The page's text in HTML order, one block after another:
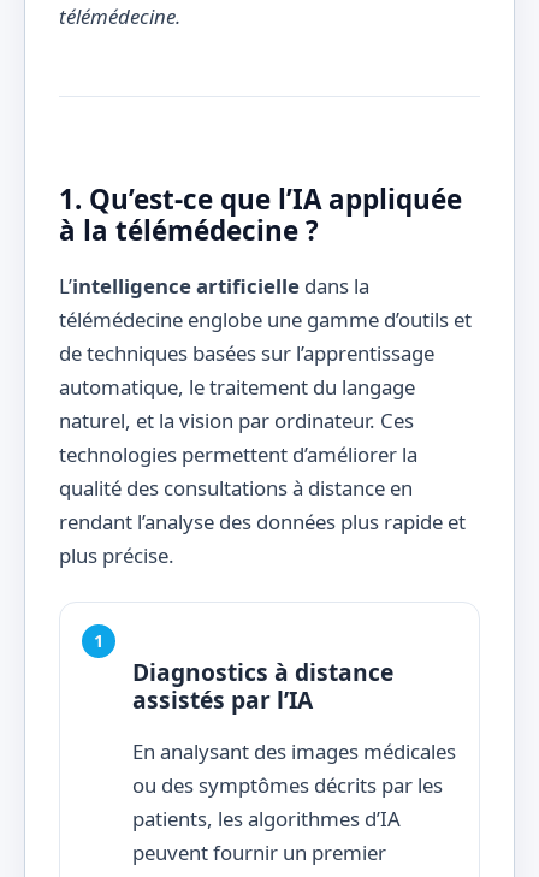
télémédecine.
1. Qu’est-ce que l’IA appliquée
à la télémédecine ?
L’intelligence artificielle dans la
télémédecine englobe une gamme d’outils et
de techniques basées sur l’apprentissage
automatique, le traitement du langage
naturel, et la vision par ordinateur. Ces
technologies permettent d’améliorer la
qualité des consultations à distance en
rendant l’analyse des données plus rapide et
plus précise.
Diagnostics à distance
assistés par l’IA
En analysant des images médicales
ou des symptômes décrits par les
patients, les algorithmes d’IA
peuvent fournir un premier